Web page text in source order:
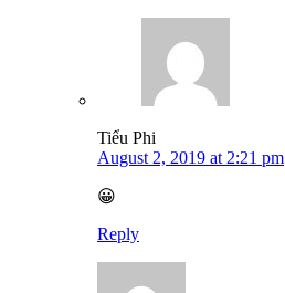
Tiểu Phi
August 2, 2019 at 2:21 pm
😀
Reply